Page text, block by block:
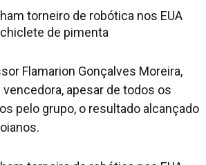
Flamarion Gonçalves Moreira,
apesar de todos os
pelo grupo, o resultado alcançado